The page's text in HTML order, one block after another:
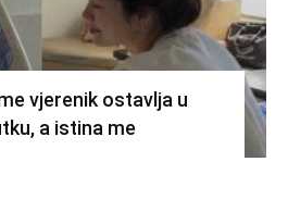
vjerenik ostavlja u
a istina me